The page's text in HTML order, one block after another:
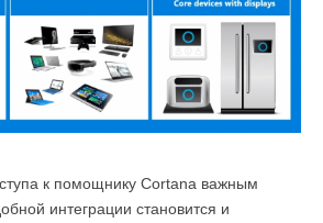
к помощнику Cortana важным
интеграции становится и